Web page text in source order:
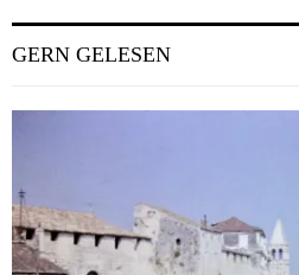
GERN GELESEN